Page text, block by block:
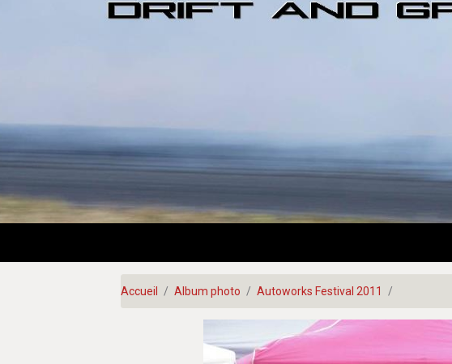
Accueil Album photo Autoworks Festival 2011